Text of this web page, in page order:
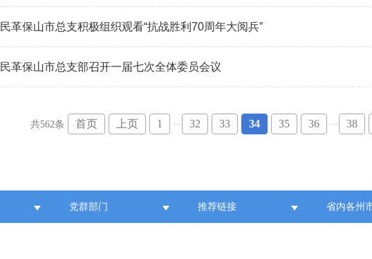
民革保山市总支积极组织观看“抗战胜利70周年大阅兵”
民革保山市总支部召开一届七次全体委员会议
共562条 首页 上页 1 32 33 34 35 36 38
党群部门 推荐链接 省内各州